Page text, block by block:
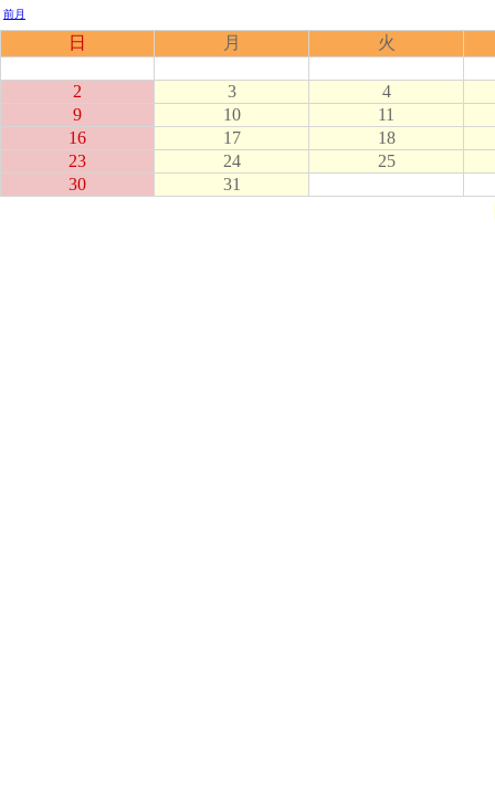
前月
日 月 火
2 3
4
9
10
11
16
17
18
23
24
25
30
31